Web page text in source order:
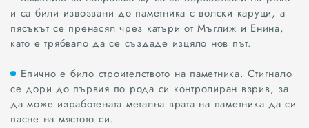
и са били извозвани до паметника с волски каруци, а
пясъкът се пренасял чрез катъри от Мъглиж и Енина,
като е трябвало да се създаде изцяло нов път.
Епично е било строителството на паметника. Стигнало
се дори до първия по рода си контролиран взрив, за
да може изработената метална врата на паметника да си
пасне на мястото си.